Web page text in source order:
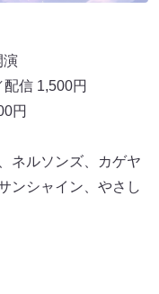
演
信 1,500円
円
ネルソンズ、カゲヤ
ンシャイン、やさし